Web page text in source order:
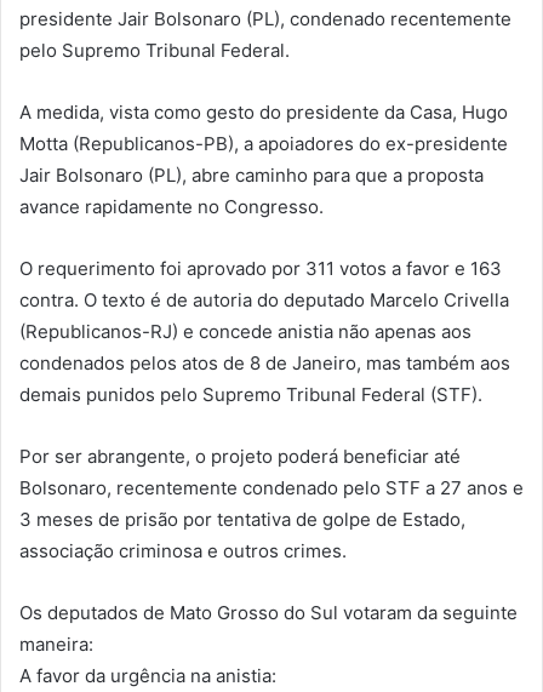
presidente Jair Bolsonaro (PL), condenado recentemente
pelo Supremo Tribunal Federal.
A medida, vista como gesto do presidente da Casa, Hugo
Motta (Republicanos-PB), a apoiadores do ex-presidente
Jair Bolsonaro (PL), abre caminho para que a proposta
avance rapidamente no Congresso.
O requerimento foi aprovado por 311 votos a favor e 163
contra. O texto é de autoria do deputado Marcelo Crivella
(Republicanos-RJ) e concede anistia não apenas aos
condenados pelos atos de 8 de Janeiro, mas também aos
demais punidos pelo Supremo Tribunal Federal (STF).
Por ser abrangente, o projeto poderá beneficiar até
Bolsonaro, recentemente condenado pelo STF a 27 anos e
3 meses de prisão por tentativa de golpe de Estado,
associação criminosa e outros crimes.
Os deputados de Mato Grosso do Sul votaram da seguinte
maneira:
A favor da urgência na anistia: